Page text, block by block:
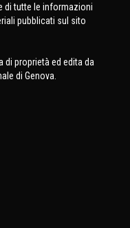
di tutte le informazioni
pubblicati sul sito
di proprietà ed edita da
di Genova.